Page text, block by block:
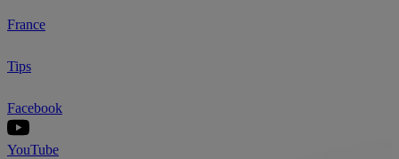
France
Tips
Facebook
YouTube